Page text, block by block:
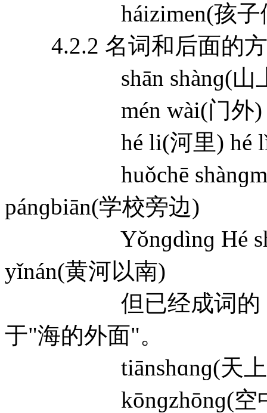
háizimen(孩子们)
4.2.2 名词和后面的方
shān shànɡ(山上)
mén wài(门外)
hé li(河里) hé
huǒchē
pánɡbiān(学校旁边)
Yǒnɡdìnɡ Hé
yǐnán(黄河以南)
但已经成词的，连
于"海的外面"。
tiānshɑnɡ(天上)
kōnɡzhōnɡ(空中)